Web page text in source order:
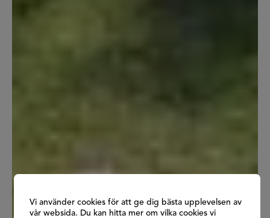
Vi använder cookies för att ge dig bästa upplevelsen av
vår websida. Du kan hitta mer om vilka cookies vi